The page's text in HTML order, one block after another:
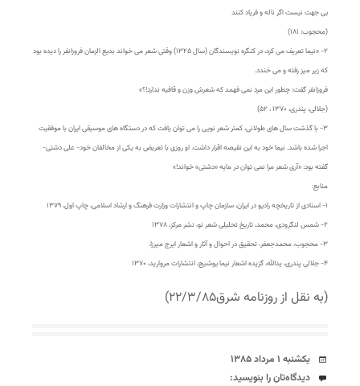
بی جهت نیست اگر ناله و فریاد کنند
(محجوب: ۱۸۱)
۲- «نیما تعریف می کرد، در کنگره نویسندگان (سال ۱۳۲۵) وقتی شعر می خواند بدیع الزمان فروزانفر را دیده بود
که زیر میز رفته و می خندد.
فروزانفر گفت: چطور این مرد نمی فهمد که شعرش وزن و قافیه ندارد!؟»
(جلالی، پندری، ۱۳۷۰ ، ۵۲)
۳- با گذشت سال های طولانی، کمتر شعر نویی را می توان یافت که در دستگاه های موسیقی ایران با موفقیت
اجرا شده باشد. نیما خود به این نقیصه اقرار داشت. او روزی با تعریض به یکی از مخالفان خود- علی دشتی-
گفته بود: «آری شعر مرا نمی توان در مایه «دشتی» خواند!»
منابع:
۱- اسنادی از تاریخچه رادیو در ایران، سازمان چاپ و انتشارات وزارت فرهنگ و ارشاد اسلامی، چاپ اول، ۱۳۷۹
۲- شمس لنگرودی، محمد، تاریخ تحلیلی شعر نو، نشر مرکز، ۱۳۷۸
۳- محجوب، محمدجعفر، تحقیق در احوال و آثار و اشعار ایرج میرزا.
۴- جلالی پندری، یدالله، گزیده اشعار نیما یوشیج، انتشارات مروارید، ۱۳۷۰
(به نقل از روزنامه شرق۲۲/۳/۸۵)
تاریخ
یکشنبه ۱ مرداد ۱۳۸۵
دیدگاه‌ها
دیدگاه‌تان را بنویسید: